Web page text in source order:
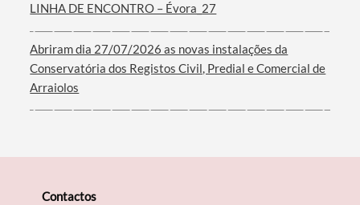
LINHA DE ENCONTRO – Évora_27
Abriram dia 27/07/2026 as novas instalações da
Conservatória dos Registos Civil, Predial e Comercial de
Arraiolos
Contactos